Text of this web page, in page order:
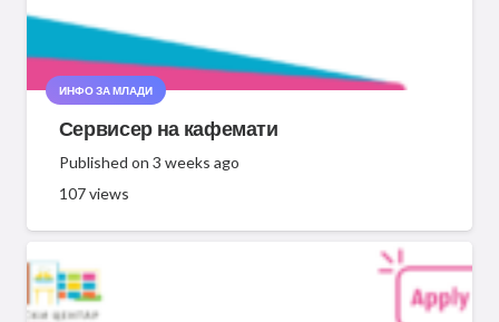
ИНФО ЗА МЛАДИ
Сервисер на кафемати
Published on 3 weeks ago
107views